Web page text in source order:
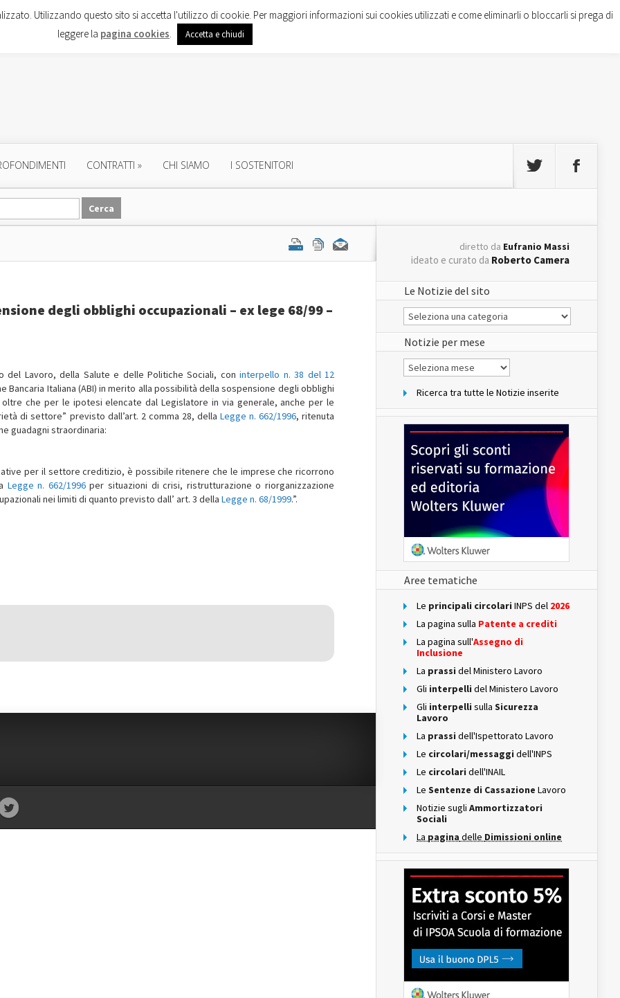
CONTRATTI » CHI SIAMO I SOSTENITORI
degli obblighi occupazionali – ex lege 68/99 –
del Lavoro, della Salute e delle Politiche Sociali, coninterpello n. 38 del 12
Bancaria Italiana (ABI) in merito alla possibilità della sospensione degli obblighi
oltre che per le ipotesi elencate dal Legislatore in via generale, anche per le
di settore” previsto dall’art. 2 comma 28, della Legge n. 662/1996, ritenuta
guadagni straordinaria:
per il settore creditizio, è possibile ritenere che le imprese che ricorrono
Legge n. 662/1996per situazioni di crisi, ristrutturazione o riorganizzazione
nei limiti di quanto previsto dall’ art. 3 della Legge n. 68/1999.”.
diretto da Eufranio Massi
ideato e curato da Roberto Camera
Le Notizie del sito
Le
Notizie
del
sito
Notizie per mese
Notizie
per
Ricerca tra tutte le Notizie inserite
Aree tematiche
Le principali circolari INPS del 2026
La pagina sulla Patente a crediti
La pagina sull'Assegno di
Inclusione
La prassi del Ministero Lavoro
Gli interpelli del Ministero Lavoro
Gli interpelli sulla Sicurezza
Lavoro
La prassi dell'Ispettorato Lavoro
Le circolari/messaggi dell'INPS
Le circolari dell'INAIL
Le Sentenze di Cassazione Lavoro
Notizie sugli Ammortizzatori
Sociali
La pagina delle Dimissioni online
Utilizzando questo sito si accetta l'utilizzo di cookie. Per maggiori informazioni sui cookies utilizzati e come eliminarli o bloccarli si prega di
leggere la pagina cookies. Accetta e chiudi